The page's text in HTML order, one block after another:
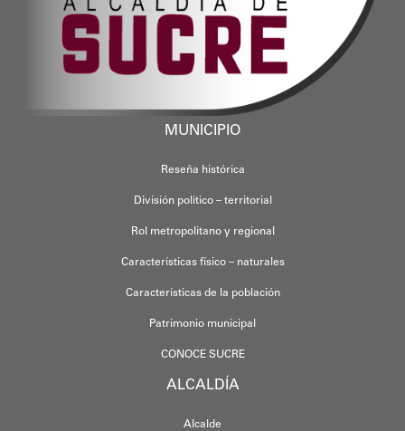
MUNICIPIO
Reseña histórica
División político – territorial
Rol metropolitano y regional
Características físico – naturales
Características de la población
Patrimonio municipal
CONOCE SUCRE
ALCALDÍA
Alcalde